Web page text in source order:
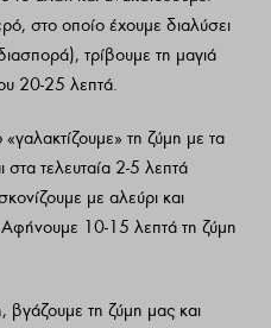
στο οποίο έχουμε διαλύσει
τρίβουμε τη μαγιά
20-25 λεπτά.
τη ζύμη με τα
τελευταία 2-5 λεπτά
με αλεύρι και
10-15 λεπτά τη ζύμη
τη ζύμη μας και